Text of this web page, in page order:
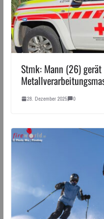
Stmk: Mann (26)
28. Dezember 2025 0